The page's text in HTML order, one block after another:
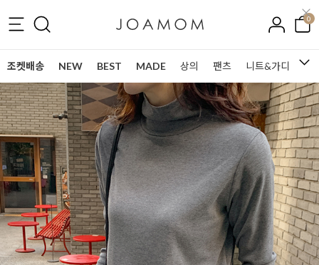
0
조켓배송 NEW BEST MADE 상의 팬츠 니트&가디건